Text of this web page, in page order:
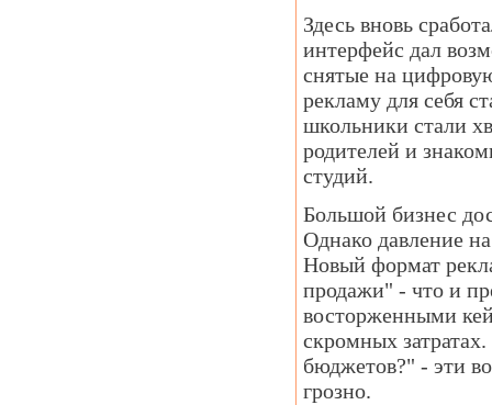
Здесь вновь
интерфейс дал
снятые на
рекламу для себя
школьники стали
родителей и
студий.
Большой бизнес
Однако давление
Новый формат
продажи" - что и
восторженными
скромных
бюджетов?" - эти
грозно.